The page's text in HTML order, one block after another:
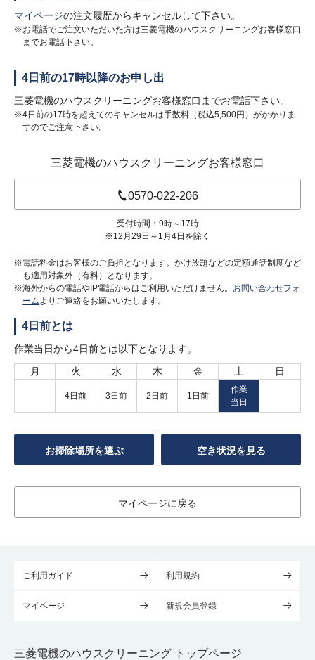
マイページの注文履歴からキャンセルして下さい。
※お電話でご注文いただいた方は三菱電機のハウスクリーニングお客様窓口
までお電話下さい。
4日前の17時以降のお申し出
三菱電機のハウスクリーニングお客様窓口までお電話下さい。
※4日前の17時を超えてのキャンセルは手数料（税込5,500円）がかかりま
すのでご注意下さい。
三菱電機のハウスクリーニングお客様窓口
0570-022-206
受付時間：9時～17時
※12月29日～1月4日を除く
※電話料金はお客様のご負担となります。かけ放題などの定額通話制度など
も適用対象外（有料）となります。
※海外からの電話やIP電話からはご利用いただけません。 お問い合わせフォ
ームよりご連絡をお願いいたします。
4日前とは
作業当日から4日前とは以下となります。
月
火 水 木 金 土 日
4日前 3日前 2日前 1日前
作業
当日
お掃除場所を選ぶ 空き状況を見る
マイページに戻る
ご利用ガイド 利用規約
マイページ 新規会員登録
三菱電機のハウスクリーニング トップページ